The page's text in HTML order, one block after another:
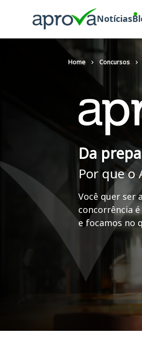
Notícias
Home Concursos
Da
Por que o
Você quer ser
concorrência
e focamos no
Cursos em destaque para